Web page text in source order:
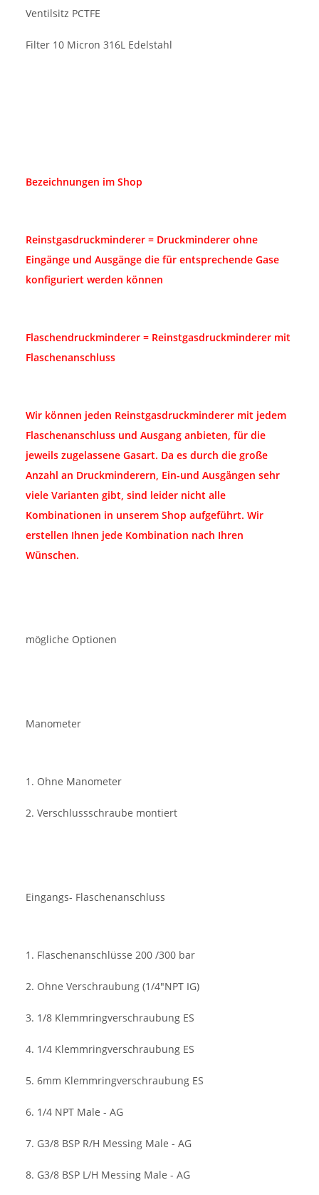
Ventilsitz PCTFE
Filter 10 Micron 316L Edelstahl
Bezeichnungen im Shop
Reinstgasdruckminderer = Druckminderer ohne
Eingänge und Ausgänge die für entsprechende Gase
konfiguriert werden können
Flaschendruckminderer = Reinstgasdruckminderer mit
Flaschenanschluss
Wir können jeden Reinstgasdruckminderer mit jedem
Flaschenanschluss und Ausgang anbieten, für die
jeweils zugelassene Gasart. Da es durch die große
Anzahl an Druckminderern, Ein-und Ausgängen sehr
viele Varianten gibt, sind leider nicht alle
Kombinationen in unserem Shop aufgeführt. Wir
erstellen Ihnen jede Kombination nach Ihren
Wünschen.
mögliche Optionen
Manometer
1. Ohne Manometer
2. Verschlussschraube montiert
Eingangs- Flaschenanschluss
1. Flaschenanschlüsse 200 /300 bar
2. Ohne Verschraubung (1/4"NPT IG)
3. 1/8 Klemmringverschraubung ES
4. 1/4 Klemmringverschraubung ES
5. 6mm Klemmringverschraubung ES
6. 1/4 NPT Male - AG
7. G3/8 BSP R/H Messing Male - AG
8. G3/8 BSP L/H Messing Male - AG